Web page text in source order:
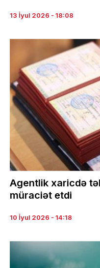
13 İyul 2026 - 18:08
Agentlik xaricdə
müraciət etdi
10 İyul 2026 - 14:18